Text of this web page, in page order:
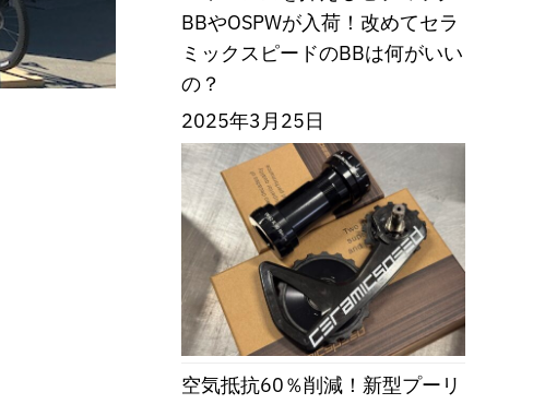
BBやOSPWが入荷！改めてセラ
ミックスピードのBBは何がいい
の？
2025年3月25日
空気抵抗60％削減！新型プーリ